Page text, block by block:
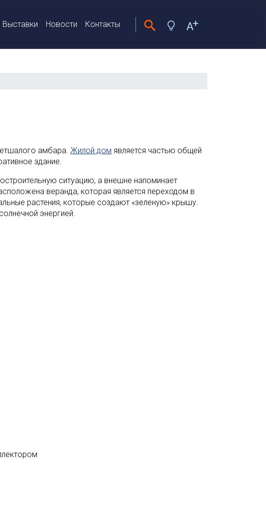
Выставки Новости Контакты
амбара. Жилой дом является частью общей
здание.
ситуацию, а внешне напоминает
веранда, которая является переходом в
растения, которые создают «зеленую» крышу.
энергией.